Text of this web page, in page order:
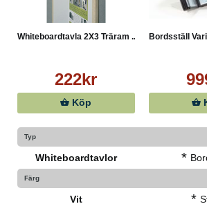
Whiteboardtavla 2X3 Träram ...
222kr
Köp
Bordsställ
Typ
Whiteboardtavlor *
Färg
Vit *